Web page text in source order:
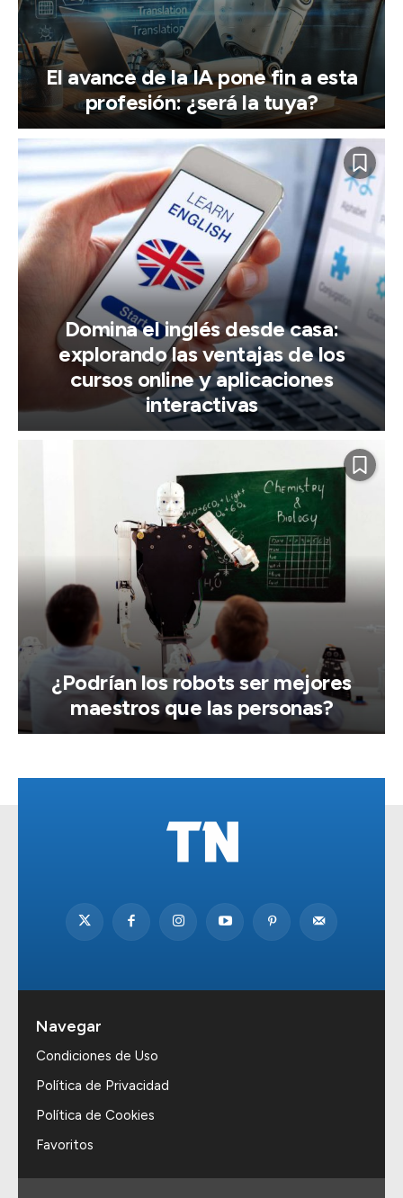
El avance de la IA pone fin a esta
profesión: ¿será la tuya?
Domina el inglés desde casa:
explorando las ventajas de los
cursos online y aplicaciones
interactivas
¿Podrían los robots ser mejores
maestros que las personas?
Navegar
Condiciones de Uso
Política de Privacidad
Política de Cookies
Favoritos